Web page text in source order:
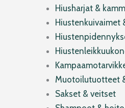
Hiusharjat &
Hiustenkuivaimet
Muotoilutuotteet
Sakset & veitset